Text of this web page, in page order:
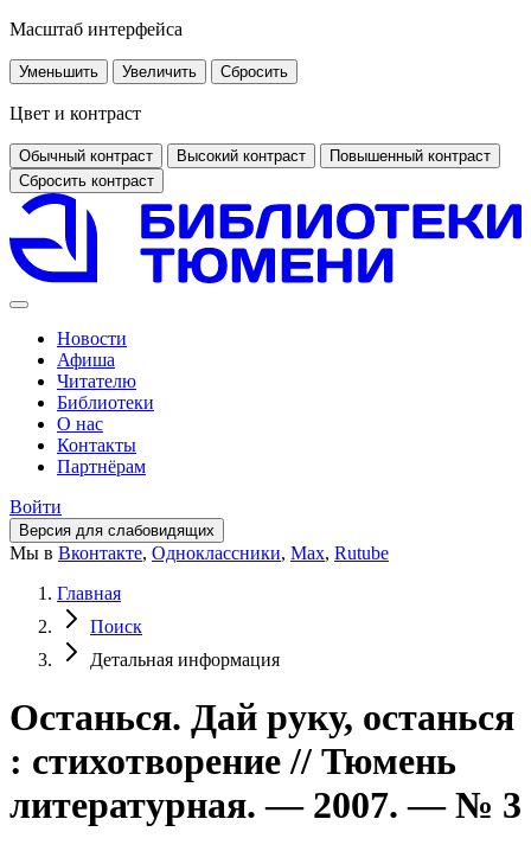
Масштаб интерфейса
Уменьшить Увеличить Сбросить
Цвет и контраст
Обычный контраст Высокий контраст
Повышенный контраст
Сбросить контраст
Новости
Афиша
Читателю
Библиотеки
О нас
Контакты
Партнёрам
Войти
Версия для слабовидящих
Мы в Вконтакте, Одноклассники, Max, Rutube
Главная
Поиск
Детальная информация
Останься. Дай руку, останься
: стихотворение // Тюмень
литературная. — 2007. — № 3